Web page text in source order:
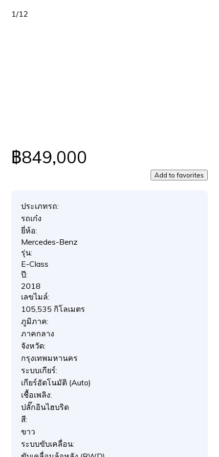
1/12
฿849,000
Add to favorites
ประเภทรถ:
รถเก๋ง
ยี่ห้อ:
Mercedes-Benz
รุ่น:
E-Class
ปี:
2018
เลขไมล์:
105,535 กิโลเมตร
ภูมิภาค:
ภาคกลาง
จังหวัด:
กรุงเทพมหานคร
ระบบเกียร์:
เกียร์อัตโนมัติ (Auto)
เชื้อเพลิง:
ปลั๊กอินไฮบริด
สี:
ขาว
ระบบขับเคลื่อน: